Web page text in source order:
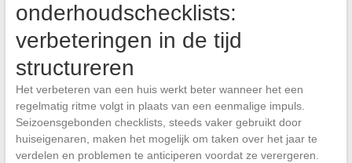
onderhoudschecklists:
verbeteringen in de tijd
structureren
Het verbeteren van een huis werkt beter wanneer het een
regelmatig ritme volgt in plaats van een eenmalige impuls.
Seizoensgebonden checklists, steeds vaker gebruikt door
huiseigenaren, maken het mogelijk om taken over het jaar te
verdelen en problemen te anticiperen voordat ze verergeren.